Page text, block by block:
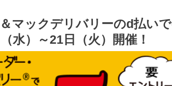
マックデリバリーのd払い
水）～21日（火）開催！